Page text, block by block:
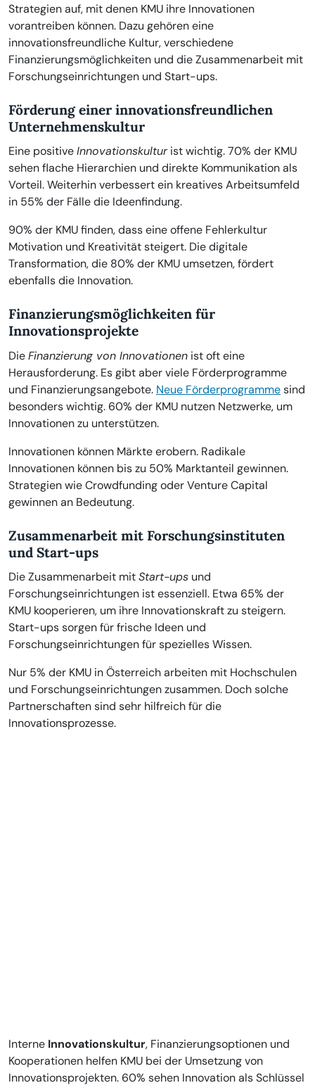
Strategien auf, mit denen KMU ihre Innovationen
vorantreiben können. Dazu gehören eine
innovationsfreundliche Kultur, verschiedene
Finanzierungsmöglichkeiten und die Zusammenarbeit mit
Forschungseinrichtungen und Start-ups.
Förderung einer innovationsfreundlichen
Unternehmenskultur
Eine positiveInnovationskulturist wichtig. 70% der KMU
sehen flache Hierarchien und direkte Kommunikation als
Vorteil. Weiterhin verbessert ein kreatives Arbeitsumfeld
in 55% der Fälle die Ideenfindung.
90% der KMU finden, dass eine offene Fehlerkultur
Motivation und Kreativität steigert. Die digitale
Transformation, die 80% der KMU umsetzen, fördert
ebenfalls die Innovation.
Finanzierungsmöglichkeiten für
Innovationsprojekte
DieFinanzierung von Innovationen ist oft eine
Herausforderung. Es gibt aber viele Förderprogramme
und Finanzierungsangebote. Neue Förderprogrammesind
besonders wichtig. 60% der KMU nutzen Netzwerke, um
Innovationen zu unterstützen.
Innovationen können Märkte erobern. Radikale
Innovationen können bis zu 50% Marktanteil gewinnen.
Strategien wie Crowdfunding oder Venture Capital
gewinnen an Bedeutung.
Zusammenarbeit mit Forschungsinstituten
und Start-ups
Die Zusammenarbeit mitStart-ups und
Forschungseinrichtungen ist essenziell. Etwa 65% der
KMU kooperieren, um ihre Innovationskraft zu steigern.
Start-ups sorgen für frische Ideen und
Forschungseinrichtungen für spezielles Wissen.
Nur 5% der KMU in Österreich arbeiten mit Hochschulen
und Forschungseinrichtungen zusammen. Doch solche
Partnerschaften sind sehr hilfreich für die
Innovationsprozesse.
Interne Innovationskultur, Finanzierungsoptionen und
Kooperationen helfen KMU bei der Umsetzung von
Innovationsprojekten. 60% sehen Innovation als Schlüssel